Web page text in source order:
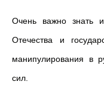
Очень важно знать
Отечества и
манипулирования в
сил.